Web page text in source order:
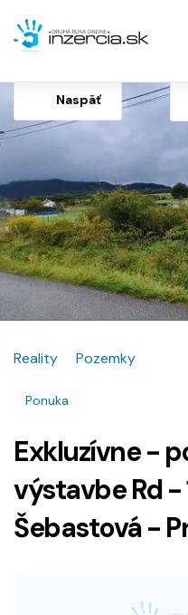
Naspäť
Reality Pozemky
Ponuka
Exkluzívne -
výstavbe Rd -
Šebastová -